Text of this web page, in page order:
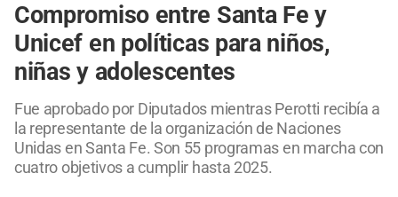
Compromiso entre Santa Fe y
Unicef en políticas para niños,
niñas y adolescentes
Fue aprobado por Diputados mientras Perotti recibía a
la representante de la organización de Naciones
Unidas en Santa Fe. Son 55 programas en marcha con
cuatro objetivos a cumplir hasta 2025.